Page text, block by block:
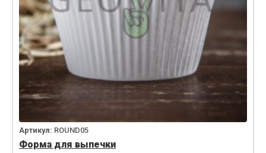
Артикул: ROUND05
Форма для выпечки